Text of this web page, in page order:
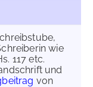
wie
117 etc.
und
von